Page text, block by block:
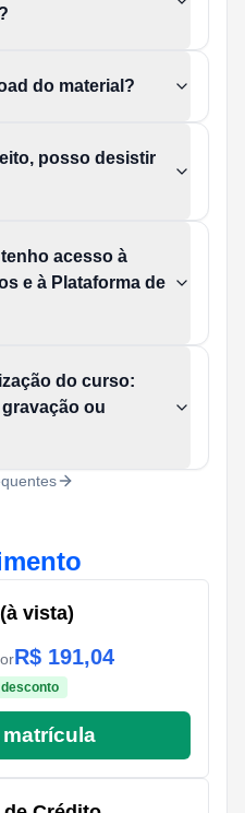
do material?
posso desistir
acesso à
e à Plataforma de
do curso:
ou
vista)
R$ 191,04
matrícula